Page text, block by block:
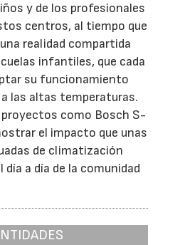
y de los profesionales
centros, al tiempo que
realidad compartida
infantiles, que cada
su funcionamiento
las altas temperaturas.
proyectos como Bosch S-
el impacto que unas
de climatización
día a día de la comunidad